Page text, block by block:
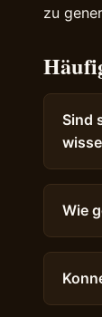
zu
Sind
Wie